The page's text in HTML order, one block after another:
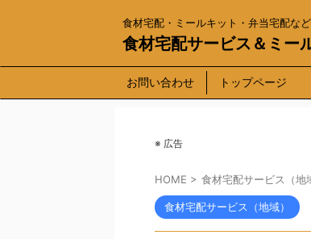
食材宅配・ミールキット・弁当宅配な
食材宅配サービス＆ミー
お問い合わせ トップページ
※ 広告
HOME > 食材宅配サービス（地
食材宅配サービス（地域）